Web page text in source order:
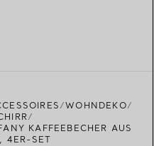
WOHNDEKO
KAFFEEBECHER AUS P
4ER-SET